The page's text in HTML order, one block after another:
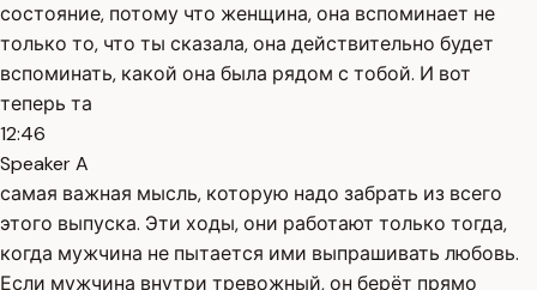
состояние, потому что женщина, она вспоминает не
только то, что ты сказала, она действительно будет
вспоминать, какой она была рядом с тобой. И вот
теперь та
12:46
Speaker A
самая важная мысль, которую надо забрать из всего
этого выпуска. Эти ходы, они работают только тогда,
когда мужчина не пытается ими выпрашивать любовь.
Если мужчина внутри тревожный, он берёт прямо